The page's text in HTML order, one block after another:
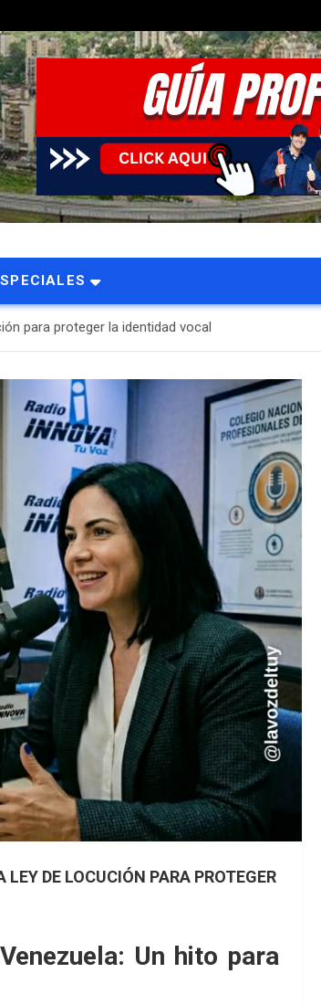
para proteger la identidad vocal
DE LOCUCIÓN PARA PROTEGER
Un hito para